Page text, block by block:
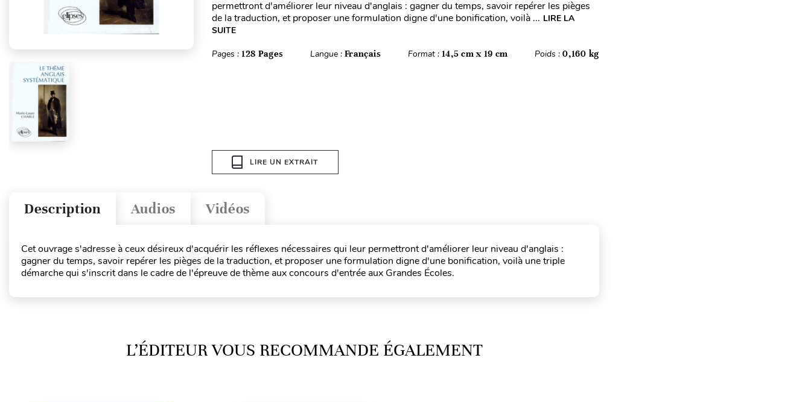
permettront d'améliorer leur niveau d'anglais : gagner du temps, savoir repérer les pièges
de la traduction, et proposer une formulation digne d'une bonification, voilà ... LIRE LA
SUITE
Pages : 128 Pages Langue : Français Format : 14,5 cm x 19 cm Poids :0,160 kg
LIRE UN EXTRAIT
Vidéos
Audios
Description
Cet ouvrage s'adresse à ceux désireux d'acquérir les réflexes nécessaires qui leur permettront d'améliorer leur niveau d'anglais :
gagner du temps, savoir repérer les pièges de la traduction, et proposer une formulation digne d'une bonification, voilà une triple
démarche qui s'inscrit dans le cadre de l'épreuve de thème aux concours d'entrée aux Grandes Écoles.
L’ÉDITEUR VOUS RECOMMANDE ÉGALEMENT